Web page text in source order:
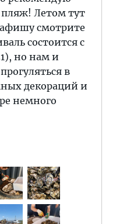
пляж! Летом тут
смотрите
состоится с
но нам и
в
декораций и
немного